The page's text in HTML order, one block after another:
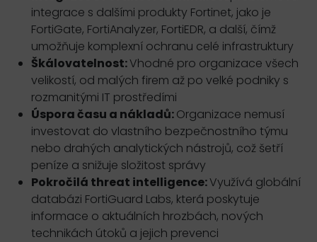
integrace s dalšími produkty Fortinet, jako je
FortiGate, FortiAnalyzer, FortiEDR, a další, čímž
umožňuje komplexní ochranu celé infrastruktury
Škálovatelnost:Vhodné pro organizace všech
velikostí, od malých firem až po velké podniky s
rozmanitými IT prostředími
Úspora času a nákladů:Organizace nemusí
investovat do vlastního bezpečnostního týmu
nebo drahých analytických nástrojů, což šetří
peníze a snižuje složitost správy
Pokročilá threat intelligence:Využívá globální
databázi FortiGuard Labs, která poskytuje
informace o aktuálních hrozbách, nových
technikách útoků a jejich prevenci